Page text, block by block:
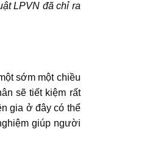
LPVN đã chỉ ra
sớm một chiều
sẽ tiết kiệm rất
gia ở đây có thể
giúp người